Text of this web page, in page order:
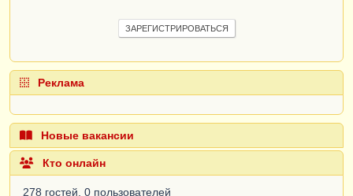
ЗАРЕГИСТРИРОВАТЬСЯ
Реклама
Новые вакансии
Кто онлайн
278 гостей, 0 пользователей